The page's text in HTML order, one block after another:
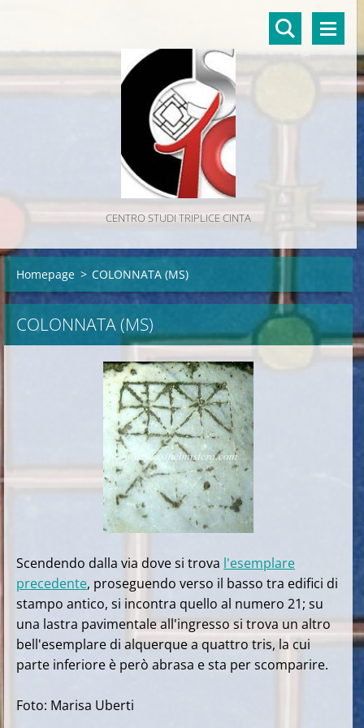
CENTRO STUDI TRIPLICE CINTA
Homepage > COLONNATA (MS)
COLONNATA (MS)
Scendendo dalla via dove si trova l'esemplare
precedente, proseguendo verso il basso tra edifici di
stampo antico, si incontra quello al numero 21; su
una lastra pavimentale all'ingresso si trova un altro
bell'esemplare di alquerque a quattro tris, la cui
parte inferiore è però abrasa e sta per scomparire.
Foto: Marisa Uberti